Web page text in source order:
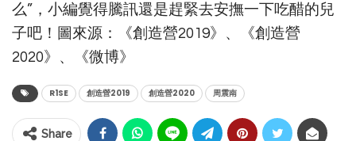
么”，小編覺得騰訊還是趕緊去安撫一下吃醋的兒
子吧！ 圖來源：《創造營2019》、《創造營
2020》、《微博》
R1SE 創造營2019 創造營2020 周震南
Share